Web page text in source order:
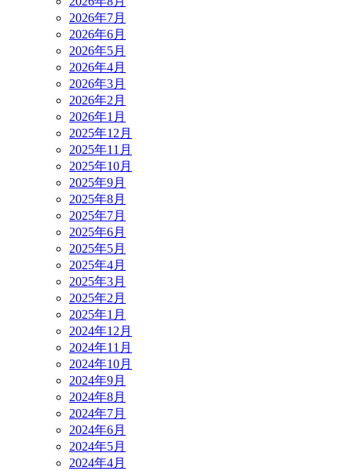
2026年7月
2026年6月
2026年5月
2026年4月
2026年3月
2026年2月
2026年1月
2025年12月
2025年11月
2025年10月
2025年9月
2025年8月
2025年7月
2025年6月
2025年5月
2025年4月
2025年3月
2025年2月
2025年1月
2024年12月
2024年11月
2024年10月
2024年9月
2024年8月
2024年7月
2024年6月
2024年5月
2024年4月